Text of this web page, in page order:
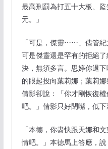
最高刑罰為打五十大板、
元。」
「可是，傑靈⋯⋯」儘管紀
可是傑靈還是罕有的拒絕
決，無須多言。思婷你退
的眼起投向葉莉娜；葉莉
倩影卻說：「你才剛恢復
吧。」倩影只好閉嘴，低下
「本德，你盡快跟天娜和
情吧。」本德馬上答應，